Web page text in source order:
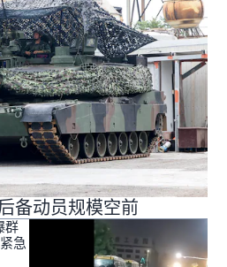
湾汉光演习开打 后备动员规模空前
群
急